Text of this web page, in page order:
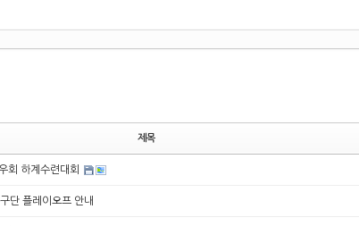
제목
회 하계수련대회
단 플레이오프 안내